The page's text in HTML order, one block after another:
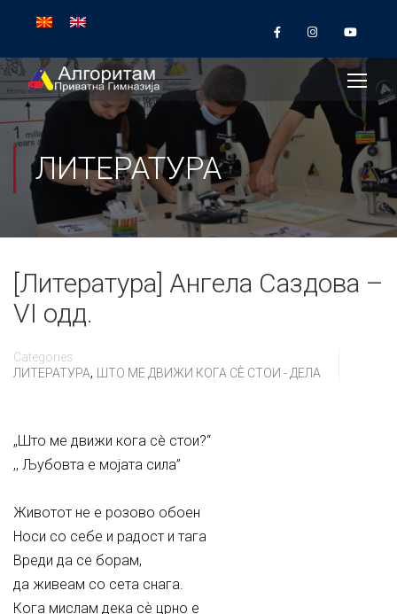
ЛИТЕРАТУРА
[Литература] Ангела Саздова –
VI одд.
Categories
ЛИТЕРАТУРА, ШТО МЕ ДВИЖИ КОГА СÈ СТОИ - ДЕЛА
„Што ме движи кога сè стои?“
,, Љубовта е мојата сила’’
Животот не е розово обоен
Носи со себе и радост и тага
Вреди да се борам,
да живеам со сета снага.
Кога мислам дека сѐ црно е